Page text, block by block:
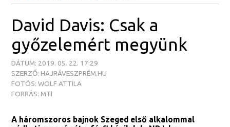
David Davis: Csak a
győzelemért megyünk
DÁTUM: 2019. 05. 22. 17:29
SZERZŐ: HAJRÁVESZPRÉM.HU
FOTÓS: WOLF ATTILA
FORRÁS: MTI
A háromszoros bajnok Szeged első alkalommal